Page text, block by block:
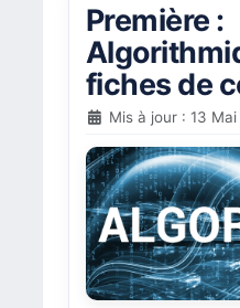
Première :
fiches de
Mis à jour : 13